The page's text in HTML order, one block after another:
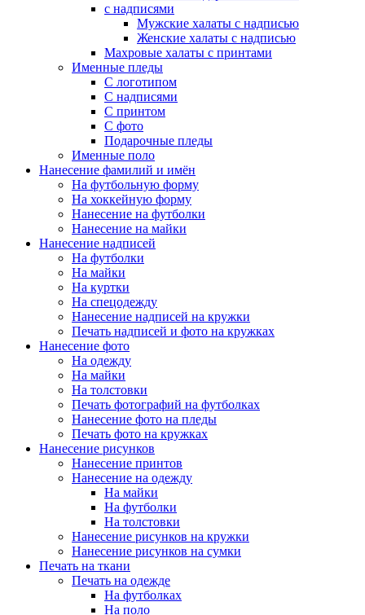
с надписями
Мужские халаты с надписью
Женские халаты с надписью
Махровые халаты с принтами
Именные пледы
С логотипом
С надписями
С принтом
С фото
Подарочные пледы
Именные поло
Нанесение фамилий и имён
На футбольную форму
На хоккейную форму
Нанесение на футболки
Нанесение на майки
Нанесение надписей
На футболки
На майки
На куртки
На спецодежду
Нанесение надписей на кружки
Печать надписей и фото на кружках
Нанесение фото
На одежду
На майки
На толстовки
Печать фотографий на футболках
Нанесение фото на пледы
Печать фото на кружках
Нанесение рисунков
Нанесение принтов
Нанесение на одежду
На майки
На футболки
На толстовки
Нанесение рисунков на кружки
Нанесение рисунков на сумки
Печать на ткани
Печать на одежде
На футболках
На поло